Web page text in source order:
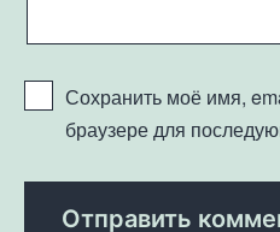
Сохранить моё имя,
браузере для